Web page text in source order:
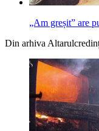
„Am greșit” are
Din arhiva